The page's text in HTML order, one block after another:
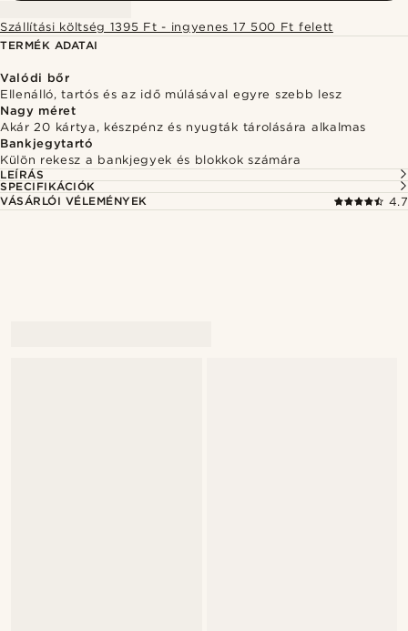
Szállítási költség 1395 Ft - ingyenes 17 500 Ft felett
TERMÉK ADATAI
Valódi bőr
Ellenálló, tartós és az idő múlásával egyre szebb lesz
Nagy méret
Akár 20 kártya, készpénz és nyugták tárolására alkalmas
Bankjegytartó
Külön rekesz a bankjegyek és blokkok számára
LEÍRÁS
SPECIFIKÁCIÓK
VÁSÁRLÓI VÉLEMÉNYEK
4.7